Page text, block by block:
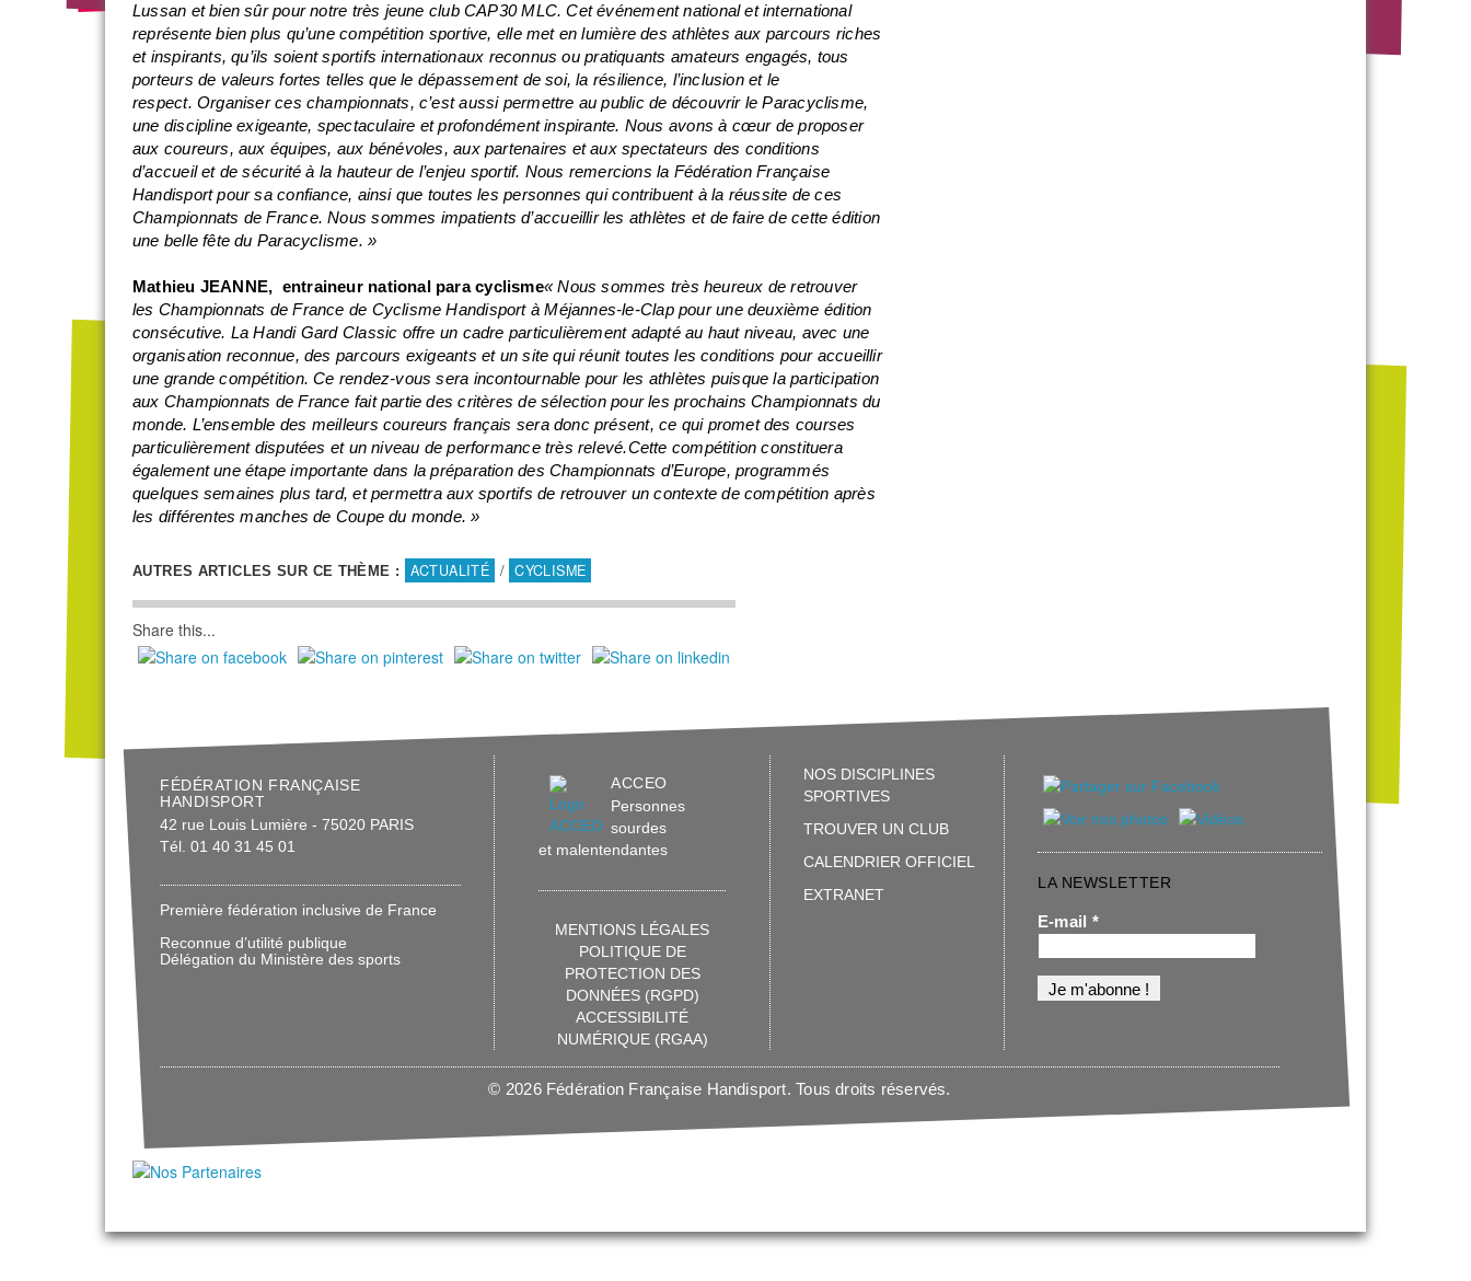
Lussan et bien sûr pour notre très jeune club CAP30 MLC. Cet événement national et international
représente bien plus qu’une compétition sportive, elle met en lumière des athlètes aux parcours riches
et inspirants, qu’ils soient sportifs internationaux reconnus ou pratiquants amateurs engagés, tous
porteurs de valeurs fortes telles que le dépassement de soi, la résilience, l’inclusion et le
respect. Organiser ces championnats, c’est aussi permettre au public de découvrir le Paracyclisme,
une discipline exigeante, spectaculaire et profondément inspirante. Nous avons à cœur de proposer
aux coureurs, aux équipes, aux bénévoles, aux partenaires et aux spectateurs des conditions
d’accueil et de sécurité à la hauteur de l’enjeu sportif. Nous remercions la Fédération Française
Handisport pour sa confiance, ainsi que toutes les personnes qui contribuent à la réussite de ces
Championnats de France. Nous sommes impatients d’accueillir les athlètes et de faire de cette édition
une belle fête du Paracyclisme. »
Mathieu JEANNE, entraineur national para cyclisme« Nous sommes très heureux de retrouver
les Championnats de France de Cyclisme Handisport à Méjannes-le-Clap pour une deuxième édition
consécutive. La Handi Gard Classic offre un cadre particulièrement adapté au haut niveau, avec une
organisation reconnue, des parcours exigeants et un site qui réunit toutes les conditions pour accueillir
une grande compétition. Ce rendez-vous sera incontournable pour les athlètes puisque la participation
aux Championnats de France fait partie des critères de sélection pour les prochains Championnats du
monde. L’ensemble des meilleurs coureurs français sera donc présent, ce qui promet des courses
particulièrement disputées et un niveau de performance très relevé.Cette compétition constituera
également une étape importante dans la préparation des Championnats d’Europe, programmés
quelques semaines plus tard, et permettra aux sportifs de retrouver un contexte de compétition après
les différentes manches de Coupe du monde. »
AUTRES ARTICLES SUR CE THÈME : ACTUALITÉ / CYCLISME
Share this...
FÉDÉRATION FRANÇAISE
HANDISPORT
42 rue Louis Lumière - 75020 PARIS
Tél. 01 40 31 45 01
Première fédération inclusive de France
Reconnue d’utilité publique
Délégation du Ministère des sports
ACCEO
Personnes
sourdes
et malentendantes
MENTIONS LÉGALES
POLITIQUE DE
PROTECTION DES
DONNÉES (RGPD)
ACCESSIBILITÉ
NUMÉRIQUE (RGAA)
NOS DISCIPLINES
SPORTIVES
TROUVER UN CLUB
CALENDRIER OFFICIEL
EXTRANET
LA NEWSLETTER
E-mail *
© 2026 Fédération Française Handisport. Tous droits réservés.